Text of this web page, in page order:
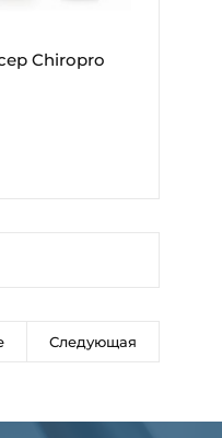
Chiropro
Следующая